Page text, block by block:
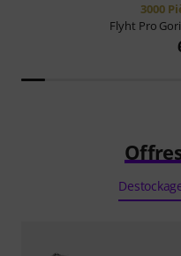
3000
Flyht Pro